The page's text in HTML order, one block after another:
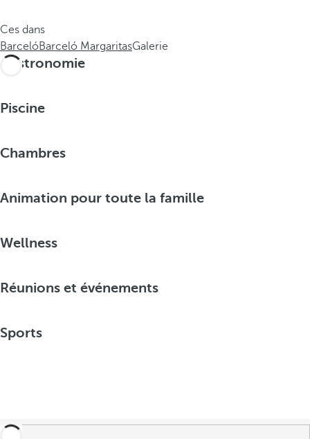
Ces dans
BarcelóBarceló MargaritasGalerie
Gastronomie
Piscine
Chambres
Animation pour toute la famille
Wellness
Réunions et événements
Sports